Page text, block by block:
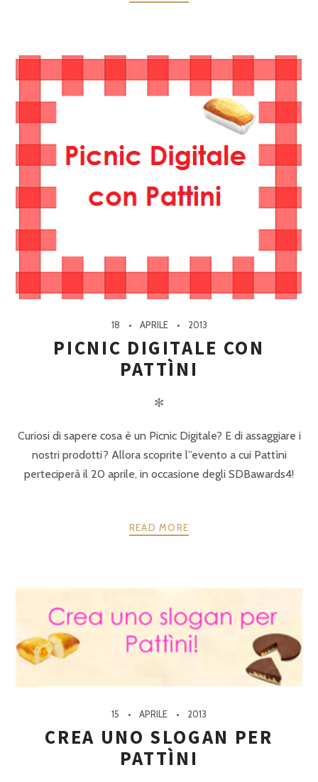
18 APRILE 2013
PICNIC DIGITALE CON
PATTÌNI
✻
Curiosi di sapere cosa è un Picnic Digitale? E di assaggiare i
nostri prodotti? Allora scoprite l”evento a cui Pattìni
perteciperà il 20 aprile, in occasione degli SDBawards4!
READ MORE
15 APRILE 2013
CREA UNO SLOGAN PER
PATTÌNI